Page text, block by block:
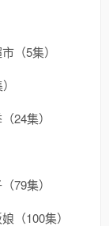
（5集）
24集）
79集）
（100集）